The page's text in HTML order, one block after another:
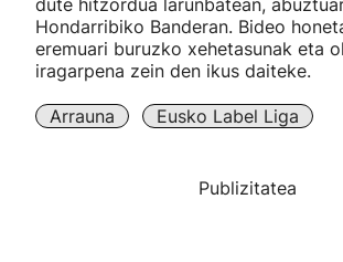
"Helmuga"
dute hitzordua larunbatean,
Hondarribiko Banderan. Bideo
eremuari buruzko xehetasunak eta
iragarpena zein den ikus daiteke.
Arrauna Eusko Label Liga
Publizitatea